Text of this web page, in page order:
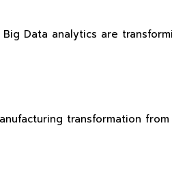
Big Data analytics are
transformation